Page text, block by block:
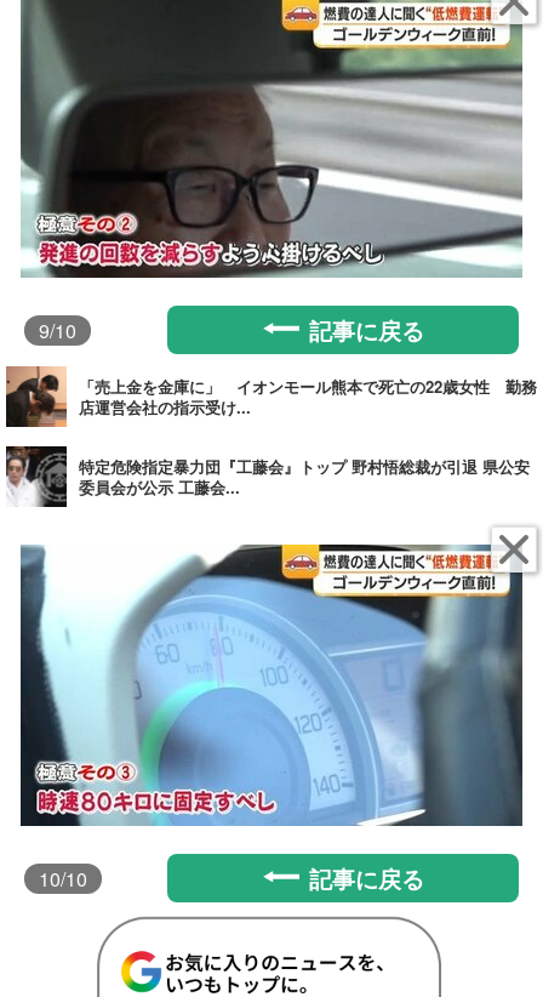
9/10 記事に戻る
「売上金を金庫に」 イオンモール熊本で死亡の22歳女性 勤務
店運営会社の指示受け...
特定危険指定暴力団『工藤会』トップ 野村悟総裁が引退 県公安
委員会が公示 工藤会...
10/10 記事に戻る